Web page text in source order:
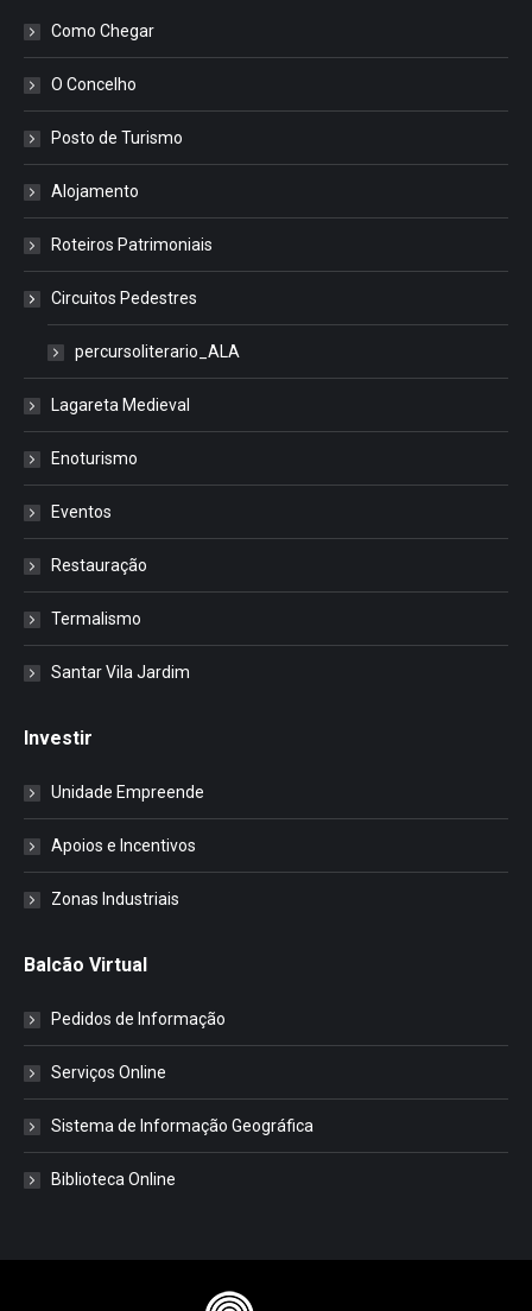
Como Chegar
O Concelho
Posto de Turismo
Alojamento
Roteiros Patrimoniais
Circuitos Pedestres
percursoliterario_ALA
Lagareta Medieval
Enoturismo
Eventos
Restauração
Termalismo
Santar Vila Jardim
Investir
Unidade Empreende
Apoios e Incentivos
Zonas Industriais
Balcão Virtual
Pedidos de Informação
Serviços Online
Sistema de Informação Geográfica
Biblioteca Online